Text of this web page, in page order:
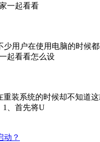
一起看看
用户在使用电脑的时候
起看看怎么设
装系统的时候却不知道
1、首先将U
动？